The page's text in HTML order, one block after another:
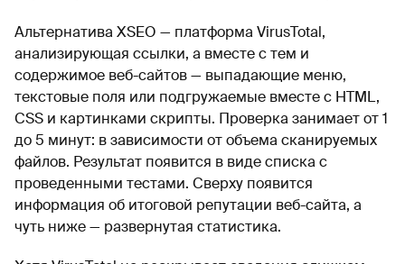
Альтернатива XSEO — платформа VirusTotal,
анализирующая ссылки, а вместе с тем и
содержимое веб-сайтов — выпадающие меню,
текстовые поля или подгружаемые вместе с HTML,
CSS и картинками скрипты. Проверка занимает от 1
до 5 минут: в зависимости от объема сканируемых
файлов. Результат появится в виде списка с
проведенными тестами. Сверху появится
информация об итоговой репутации веб-сайта, а
чуть ниже — развернутая статистика.